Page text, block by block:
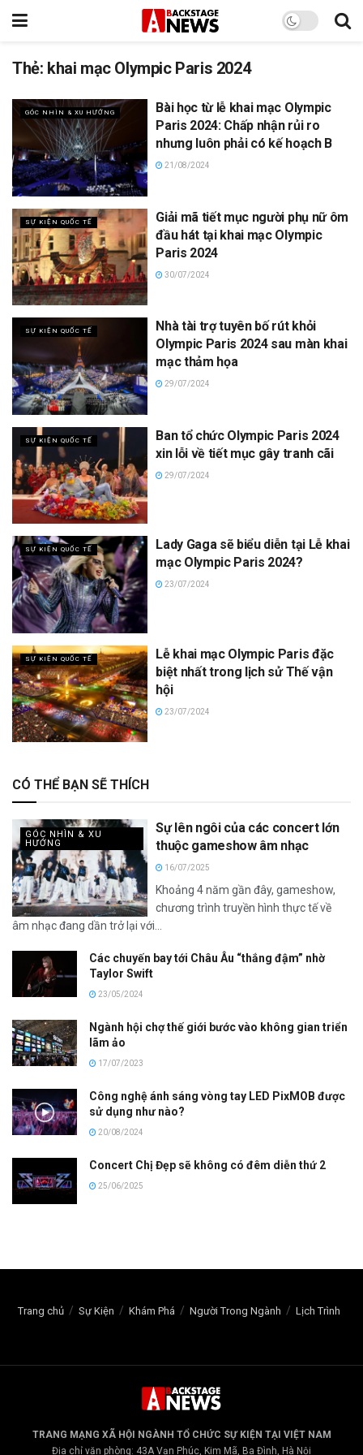
Thẻ: khai mạc Olympic Paris 2024
GÓC NHÌN & XU HƯỚNG
Bài học từ lễ khai mạc Olympic
Paris 2024: Chấp nhận rủi ro
nhưng luôn phải có kế hoạch B
21/08/2024
SỰ KIỆN QUỐC TẾ
Giải mã tiết mục người phụ nữ ôm
đầu hát tại khai mạc Olympic
Paris 2024
30/07/2024
SỰ KIỆN QUỐC TẾ
Nhà tài trợ tuyên bố rút khỏi
Olympic Paris 2024 sau màn khai
mạc thảm họa
29/07/2024
SỰ KIỆN QUỐC TẾ
Ban tổ chức Olympic Paris 2024
xin lỗi về tiết mục gây tranh cãi
29/07/2024
SỰ KIỆN QUỐC TẾ
Lady Gaga sẽ biểu diễn tại Lễ khai
mạc Olympic Paris 2024?
23/07/2024
SỰ KIỆN QUỐC TẾ
Lễ khai mạc Olympic Paris đặc
biệt nhất trong lịch sử Thế vận
hội
23/07/2024
CÓ THỂ BẠN SẼ THÍCH
GÓC NHÌN & XU
HƯỚNG
Sự lên ngôi của các concert lớn
thuộc gameshow âm nhạc
16/07/2025
Khoảng 4 năm gần đây, gameshow,
chương trình truyền hình thực tế về
âm nhạc đang dần trở lại với...
Các chuyến bay tới Châu Âu “thắng đậm” nhờ
Taylor Swift
23/05/2024
Ngành hội chợ thế giới bước vào không gian triển
lãm ảo
17/07/2023
Công nghệ ánh sáng vòng tay LED PixMOB được
sử dụng như nào?
20/08/2024
Concert Chị Đẹp sẽ không có đêm diễn thứ 2
25/06/2025
Trang chủ Sự Kiện Khám Phá Người Trong Ngành Lịch Trình
TRANG MẠNG XÃ HỘI NGÀNH TỔ CHỨC SỰ KIỆN TẠI VIỆT NAM
Địa chỉ văn phòng: 43A Vạn Phúc, Kim Mã, Ba Đình, Hà Nội